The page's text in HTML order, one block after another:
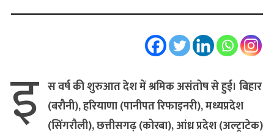
इ स वर्ष की शुरुआत देश में श्रमिक असंतोष से हुई। बिहार
(बरौनी), हरियाणा (पानीपत रिफाइनरी), मध्यप्रदेश
(सिंगरौली), छत्तीसगढ़ (कोरबा), आंध्र प्रदेश (अल्ट्राटेक)